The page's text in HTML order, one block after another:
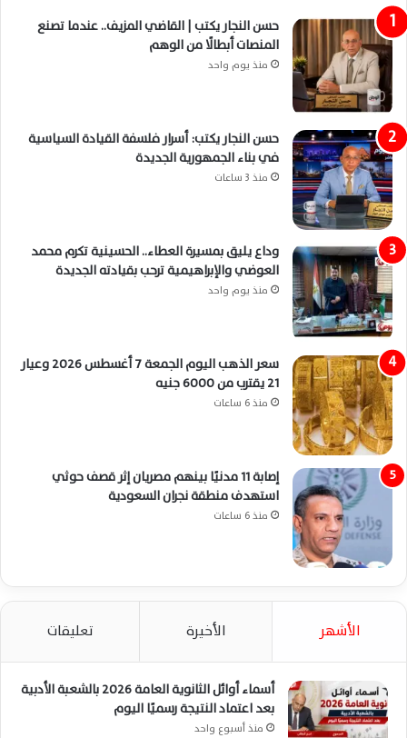
حسن النجار يكتب | القاضي المزيف.. عندما تصنع
المنصات أبطالًا من الوهم
منذ يوم واحد
حسن النجار يكتب: أسرار فلسفة القيادة السياسية
في بناء الجمهورية الجديدة
منذ 3 ساعات
وداع يليق بمسيرة العطاء.. الحسينية تكرم محمد
العوضي والإبراهيمية ترحب بقيادته الجديدة
منذ يوم واحد
سعر الذهب اليوم الجمعة 7 أغسطس 2026 وعيار
21 يقترب من 6000 جنيه
منذ 6 ساعات
إصابة 11 مدنيًا بينهم مصريان إثر قصف حوثي
استهدف منطقة نجران السعودية
منذ 6 ساعات
الأشهر الأخيرة تعليقات
أسماء أوائل الثانوية العامة 2026 بالشعبة الأدبية
بعد اعتماد النتيجة رسميًا اليوم
منذ أسبوع واحد